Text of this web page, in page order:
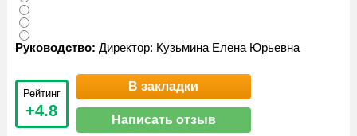
Руководство: Директор: Кузьмина Елена Юрьевна
Рейтинг
+4.8
В закладки
Написать отзыв